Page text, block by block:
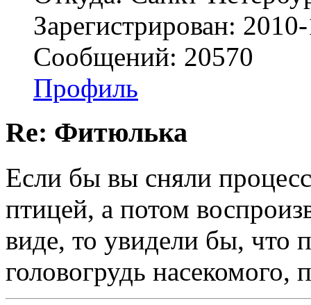
Зарегистрирован:
Сообщений: 20570
Профиль
Re: Фитюлька
Если бы вы сняли
птицей, а потом
виде, то увидели бы, что
головогрудь насекомого,